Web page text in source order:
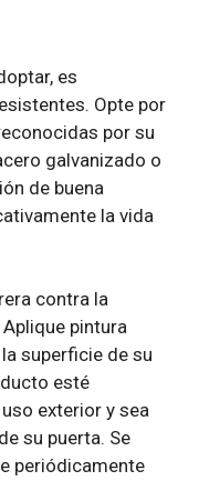
es
Opte por
por su
galvanizado o
de buena
la vida
contra la
pintura
superficie de su
esté
exterior y sea
su puerta. Se
periódicamente